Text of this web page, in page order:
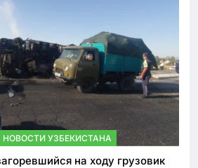
НОВОСТИ УЗБЕКИСТАНА
на ходу грузовик